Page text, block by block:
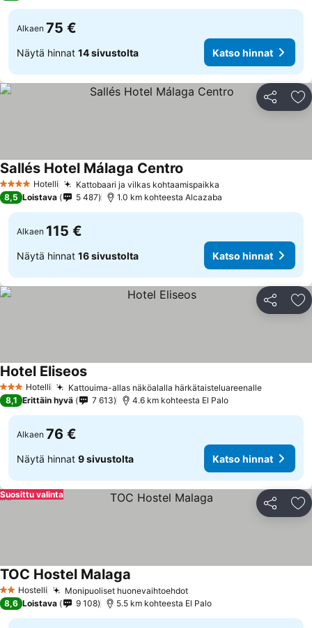
Alkaen 75 €
Näytä hinnat 14 sivustolta Katso hinnat
Jaa
4 Tähtiluokitus
Hotelli Kattobaari ja vilkas kohtaamispaikka
Sallés Hotel Málaga Centro
8,5 Loistava 5 487 1.0 km kohteesta Alcazaba
Alkaen 115 €
Näytä hinnat 16 sivustolta Katso hinnat
Jaa
3 Tähtiluokitus
Hotelli Kattouima-allas näköalalla härkätaisteluareenalle
Hotel Eliseos
8,1 Erittäin hyvä 7 613 4.6 km kohteesta El Palo
Alkaen 76 €
Näytä hinnat 9 sivustolta Katso hinnat
Jaa
Suosittu valinta
2 Tähtiluokitus
Hostelli Monipuoliset huonevaihtoehdot
TOC Hostel Malaga
8,6 Loistava 9 108 5.5 km kohteesta El Palo